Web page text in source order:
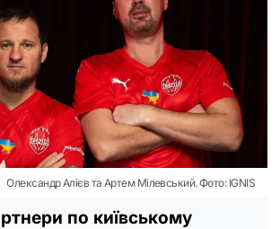
Олександр Алієв та Артем Мілевський. Фото: IGNIS
по київському